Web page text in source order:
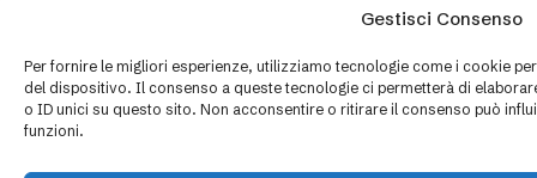
Gestisci Consenso
Per fornire le migliori esperienze, utilizziamo tecnologie come i cookie
del dispositivo. Il consenso a queste tecnologie ci permetterà di
o ID unici su questo sito. Non acconsentire o ritirare il consenso può
funzioni.